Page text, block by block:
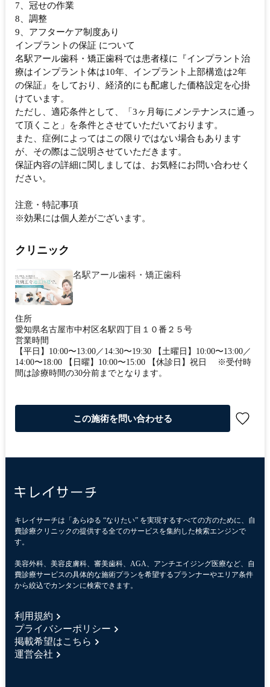
7、冠せの作業
8、調整
9、アフターケア制度あり
インプラントの保証 について
名駅アール歯科・矯正歯科では患者様に『インプラント治
療はインプラント体は10年、インプラント上部構造は2年
の保証』をしており、経済的にも配慮した価格設定を心掛
けています。
ただし、適応条件として、「3ヶ月毎にメンテナンスに通っ
て頂くこと」を条件とさせていただいております。
また、症例によってはこの限りではない場合もあります
が、その際はご説明させていただきます。
保証内容の詳細に関しましては、お気軽にお問い合わせく
ださい。
注意・特記事項
※効果には個人差がございます。
クリニック
名駅アール歯科・矯正歯科
住所
愛知県名古屋市中村区名駅四丁目１０番２５号
営業時間
【平日】10:00〜13:00／14:30〜19:30 【土曜日】10:00〜13:00／
14:00〜18:00 【日曜】10:00〜15:00 【休診日】祝日 ※受付時
間は診療時間の30分前までとなります。
この施術を問い合わせる
キレイサーチは「あらゆる “なりたい” を実現するすべての方のために、自
費診療クリニックの提供する全てのサービスを集約した検索エンジンで
す。
美容外科、美容皮膚科、審美歯科、AGA、アンチエイジング医療など、自
費診療サービスの具体的な施術プランを希望するプランナーやエリア条件
から絞込でカンタンに検索できます。
利用規約
プライバシーポリシー
掲載希望はこちら
運営会社